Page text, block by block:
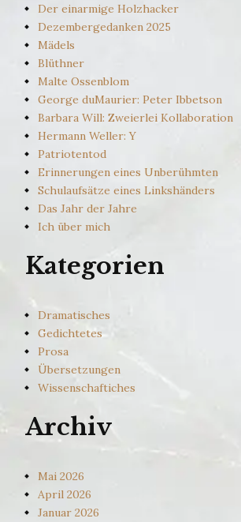
Der einarmige Holzhacker
Dezembergedanken 2025
Mädels
Blüthner
Malte Ossenblom
George duMaurier: Peter Ibbetson
Barbara Will: Zweierlei Kollaboration
Hermann Weller: Y
Patriotentod
Erinnerungen eines Unberühmten
Schulaufsätze eines Linkshänders
Das Jahr der Jahre
Ich über mich
Kategorien
Dramatisches
Gedichtetes
Prosa
Übersetzungen
Wissenschaftiches
Archiv
Mai 2026
April 2026
Januar 2026